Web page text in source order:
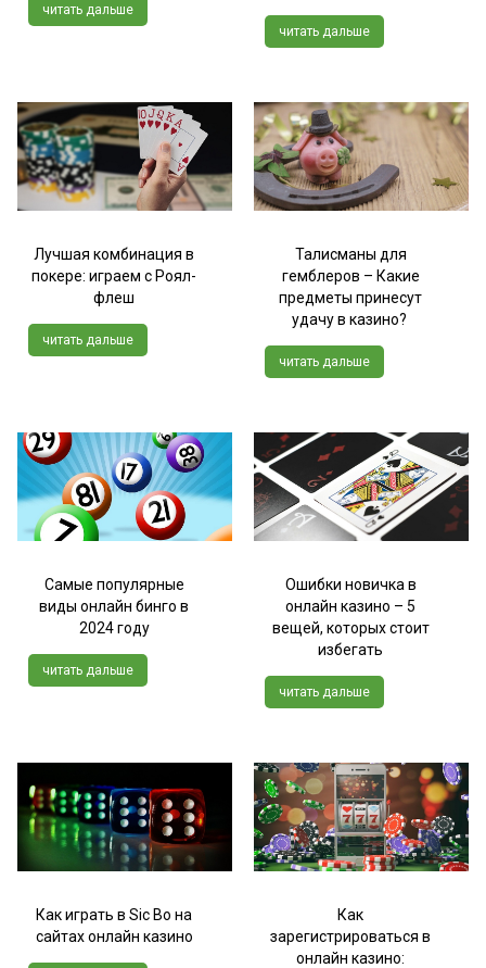
читать дальше
читать дальше
Лучшая комбинация в
покере: играем с Роял-
флеш
читать дальше
Талисманы для
гемблеров – Какие
предметы принесут
удачу в казино?
читать дальше
Самые популярные
виды онлайн бинго в
2024 году
читать дальше
Ошибки новичка в
онлайн казино – 5
вещей, которых стоит
избегать
читать дальше
Как играть в Sic Bo на
сайтах онлайн казино
Как
зарегистрироваться в
онлайн казино: